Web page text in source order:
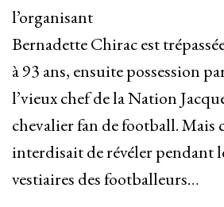
l’organisant
Bernadette Chirac est
à 93 ans, ensuite possession
l’vieux chef de la Nation
chevalier fan de football. Mais
interdisait de révéler pendant
vestiaires des footballeurs…